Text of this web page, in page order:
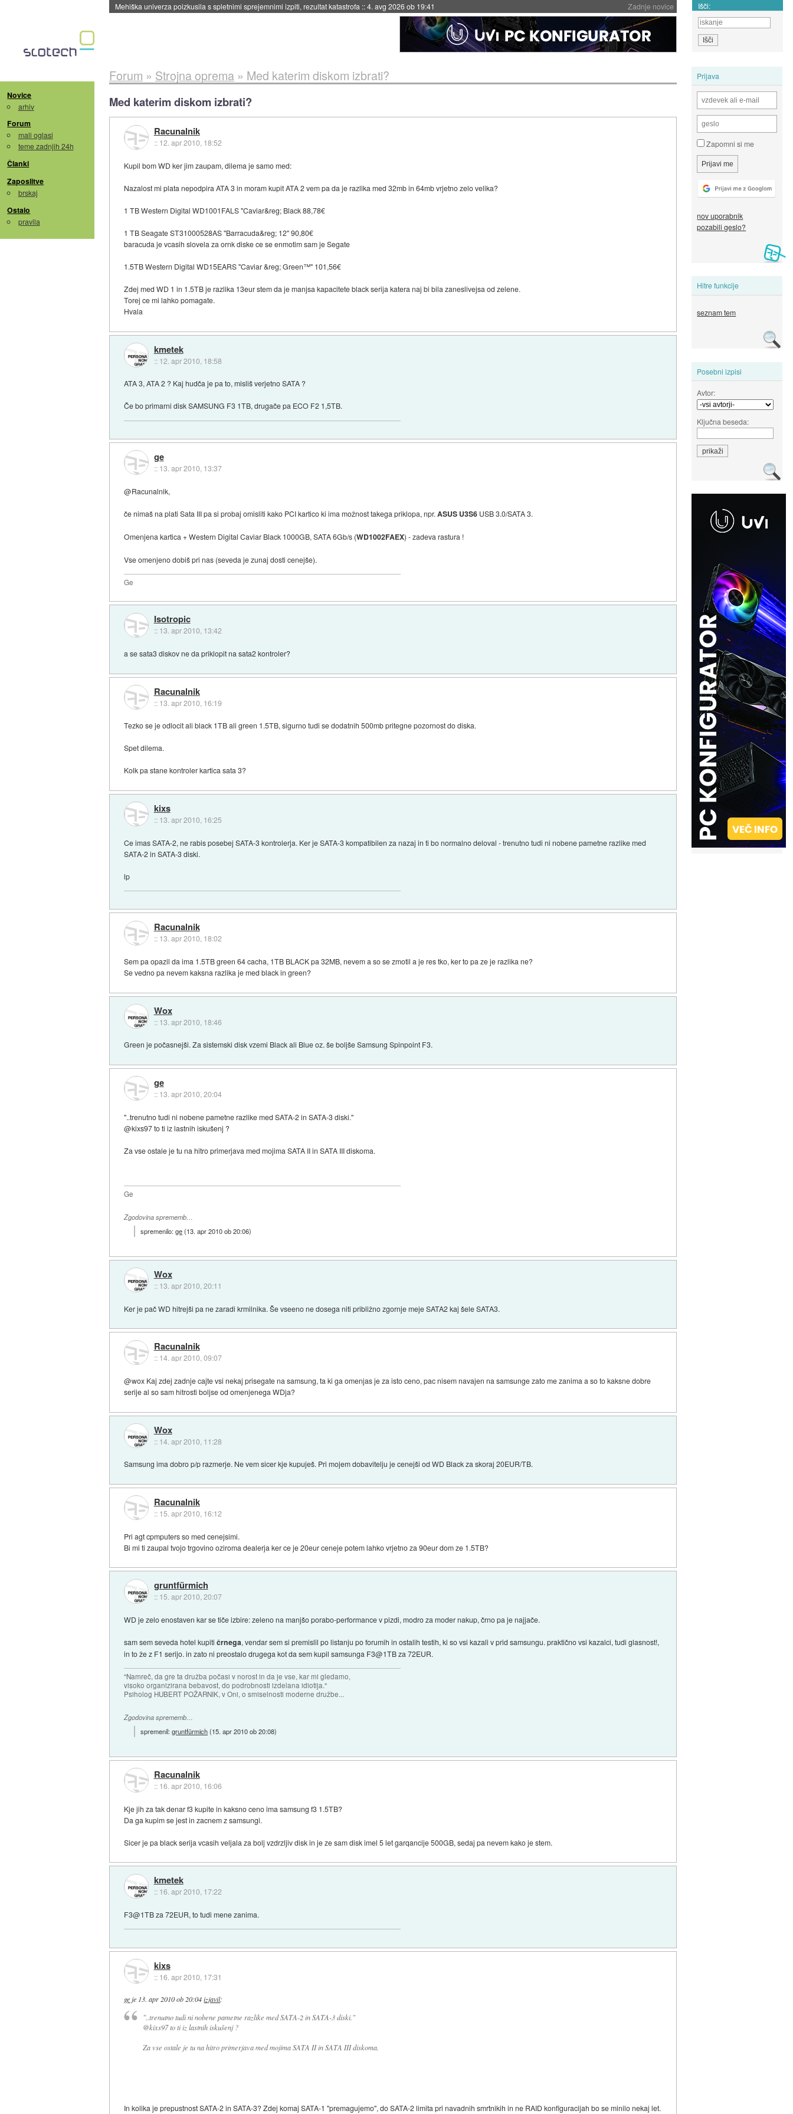
Zadnje novice
Evropska vesoljska agencija razvija svojo raketo za večkratno uporabo::4. avg 2026 ob 19:41 Išči:
Novice
arhiv
Forum
mali oglasi
teme zadnjih 24h
Članki
Zaposlitve
brskaj
Ostalo
pravila
Prijava
Zapomni si me
nov uporabnik
pozabili geslo?
Hitre funkcije
seznam tem
Posebni izpisi
Avtor:
Ključna beseda:
Forum » Strojna oprema» Med katerim diskom izbrati?
Med katerim diskom izbrati?
Racunalnik
:: 12. apr 2010, 18:52
Kupil bom WD ker jim zaupam, dilema je samo med:
Nazalost mi plata nepodpira ATA 3 in moram kupit ATA 2 vem pa da je razlika med 32mb in 64mb vrjetno zelo velika?
1 TB Western Digital WD1001FALS "Caviar&reg; Black 88,78€
1 TB Seagate ST31000528AS "Barracuda&reg; 12" 90,80€
baracuda je vcasih slovela za ornk diske ce se enmotim sam je Segate
1.5TB Western Digital WD15EARS "Caviar &reg; Green™" 101,56€
Zdej med WD 1 in 1.5TB je razlika 13eur stem da je manjsa kapacitete black serija katera naj bi bila zaneslivejsa od zelene.
Torej ce mi lahko pomagate.
Hvala
kmetek
:: 12. apr 2010, 18:58
ATA 3, ATA 2 ? Kaj hudča je pa to, misliš verjetno SATA ?
Če bo primarni disk SAMSUNG F3 1TB, drugače pa ECO F2 1,5TB.
ge
:: 13. apr 2010, 13:37
@Racunalnik,
če nimaš na plati Sata III pa si probaj omisliti kako PCI kartico ki ima možnost takega priklopa, npr.ASUS U3S6 USB 3.0/SATA 3.
Omenjena kartica + Western Digital Caviar Black 1000GB, SATA 6Gb/s (WD1002FAEX) - zadeva rastura !
Vse omenjeno dobiš pri nas (seveda je zunaj dosti cenejše).
Ge
Isotropic
:: 13. apr 2010, 13:42
a se sata3 diskov ne da priklopit na sata2 kontroler?
Racunalnik
:: 13. apr 2010, 16:19
Tezko se je odlocit ali black 1TB ali green 1.5TB, sigurno tudi se dodatnih 500mb pritegne pozornost do diska.
Spet dilema.
Kolk pa stane kontroler kartica sata 3?
kixs
:: 13. apr 2010, 16:25
Ce imas SATA-2, ne rabis posebej SATA-3 kontrolerja. Ker je SATA-3 kompatibilen za nazaj in ti bo normalno deloval - trenutno tudi ni nobene pametne razlike med
SATA-2 in SATA-3 diski.
lp
Racunalnik
:: 13. apr 2010, 18:02
Sem pa opazil da ima 1.5TB green 64 cacha, 1TB BLACK pa 32MB, nevem a so se zmotil a je res tko, ker to pa ze je razlika ne?
Se vedno pa nevem kaksna razlika je med black in green?
Wox
:: 13. apr 2010, 18:46
Green je počasnejši. Za sistemski disk vzemi Black ali Blue oz. še boljše Samsung Spinpoint F3.
ge
:: 13. apr 2010, 20:04
"..trenutno tudi ni nobene pametne razlike med SATA-2 in SATA-3 diski."
@kixs97 to ti iz lastnih iskušenj ?
Za vse ostale je tu na hitro primerjava med mojima SATA II in SATA III diskoma.
Ge
Zgodovina sprememb…
spremenilo:ge(13. apr 2010 ob 20:06)
Wox
:: 13. apr 2010, 20:11
Ker je pač WD hitrejši pa ne zaradi krmilnika. Še vseeno ne dosega niti približno zgornje meje SATA2 kaj šele SATA3.
Racunalnik
:: 14. apr 2010, 09:07
@wox Kaj zdej zadnje cajte vsi nekaj prisegate na samsung, ta ki ga omenjas je za isto ceno, pac nisem navajen na samsunge zato me zanima a so to kaksne dobre
serije al so sam hitrosti boljse od omenjenega WDja?
Wox
:: 14. apr 2010, 11:28
Samsung ima dobro p/p razmerje. Ne vem sicer kje kupuješ. Pri mojem dobavitelju je cenejši od WD Black za skoraj 20EUR/TB.
Racunalnik
:: 15. apr 2010, 16:12
Pri agt cpmputers so med cenejsimi.
Bi mi ti zaupal tvojo trgovino oziroma dealerja ker ce je 20eur ceneje potem lahko vrjetno za 90eur dom ze 1.5TB?
gruntfürmich
:: 15. apr 2010, 20:07
WD je zelo enostaven kar se tiče izbire: zeleno na manjšo porabo-performance v pizdi, modro za moder nakup, črno pa je najjače.
sam sem seveda hotel kupitičrnega, vendar sem si premislil po listanju po forumih in ostalih testih, ki so vsi kazali v prid samsungu. praktično vsi kazalci, tudi glasnost!,
in to že z F1 serijo. in zato ni preostalo drugega kot da sem kupil samsunga F3@1TB za 72EUR.
"Namreč, da gre ta družba počasi v norost in da je vse, kar mi gledamo,
visoko organizirana bebavost, do podrobnosti izdelana idiotija."
Psiholog HUBERT POŽARNIK, v Oni, o smiselnosti moderne družbe...
Zgodovina sprememb…
spremenil:gruntfürmich(15. apr 2010 ob 20:08)
Racunalnik
:: 16. apr 2010, 16:06
Kje jih za tak denar f3 kupite in kaksno ceno ima samsung f3 1.5TB?
Da ga kupim se jest in zacnem z samsungi.
Sicer je pa black serija vcasih veljala za bolj vzdrzljiv disk in je ze sam disk imel 5 let garqancije 500GB, sedaj pa nevem kako je stem.
kmetek
:: 16. apr 2010, 17:22
F3@1TB za 72EUR, to tudi mene zanima.
kixs
:: 16. apr 2010, 17:31
geje 13. apr 2010 ob 20:04 izjavil:
"..trenutno tudi ni nobene pametne razlike med SATA-2 in SATA-3 diski."
@kixs97 to ti iz lastnih iskušenj ?
Za vse ostale je tu na hitro primerjava med mojima SATA II in SATA III diskoma.
In kolika je prepustnost SATA-2 in SATA-3? Zdej komaj SATA-1 "premagujemo", do SATA-2 limita pri navadnih smrtnikih in ne RAID konfiguracijah bo se minilo nekaj let.